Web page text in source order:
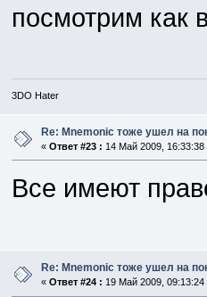
посмотрим как
3DO Hater
Re: Mnemonic тоже ушел на
« Ответ #23 : 14 Май 2009, 16:33:38
Все имеют
Re: Mnemonic тоже ушел на
« Ответ #24 : 19 Май 2009, 09:13:24